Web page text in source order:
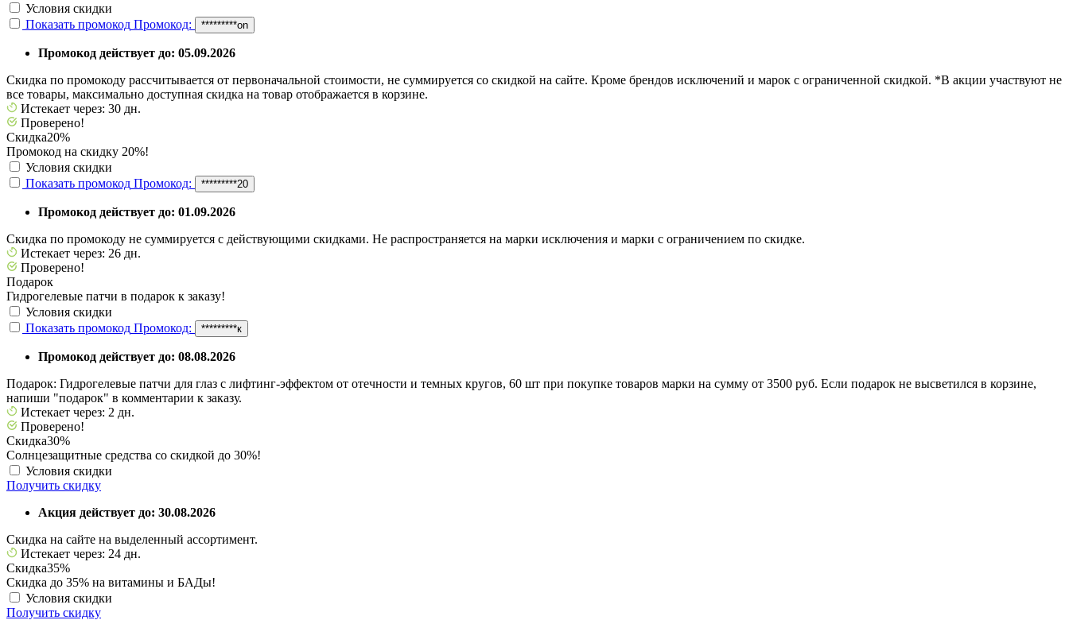
Условия скидки
Показать промокод Промокод: *********on
Промокод действует до: 05.09.2026
Скидка по промокоду рассчитывается от первоначальной стоимости, не суммируется со скидкой на сайте. Кроме брендов исключений и марок с ограниченной скидкой. *В акции участвуют не
все товары, максимально доступная скидка на товар отображается в корзине.
Истекает через: 30 дн.
Проверено!
Скидка20%
Промокод на скидку 20%!
Условия скидки
Показать промокод Промокод: *********20
Промокод действует до: 01.09.2026
Скидка по промокоду не суммируется с действующими скидками. Не распространяется на марки исключения и марки с ограничением по скидке.
Истекает через: 26 дн.
Проверено!
Подарок
Гидрогелевые патчи в подарок к заказу!
Условия скидки
Показать промокод Промокод: *********к
Промокод действует до: 08.08.2026
Подарок: Гидрогелевые патчи для глаз с лифтинг-эффектом от отечности и темных кругов, 60 шт при покупке товаров марки на сумму от 3500 руб. Если подарок не высветился в корзине,
напиши "подарок" в комментарии к заказу.
Истекает через: 2 дн.
Проверено!
Скидка30%
Солнцезащитные средства со скидкой до 30%!
Условия скидки
Получить скидку
Акция действует до: 30.08.2026
Скидка на сайте на выделенный ассортимент.
Истекает через: 24 дн.
Скидка35%
Скидка до 35% на витамины и БАДы!
Условия скидки
Получить скидку